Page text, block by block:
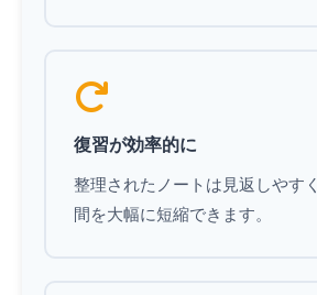
復習が効率的に
整理されたノートは見返しやす
間を大幅に短縮できます。